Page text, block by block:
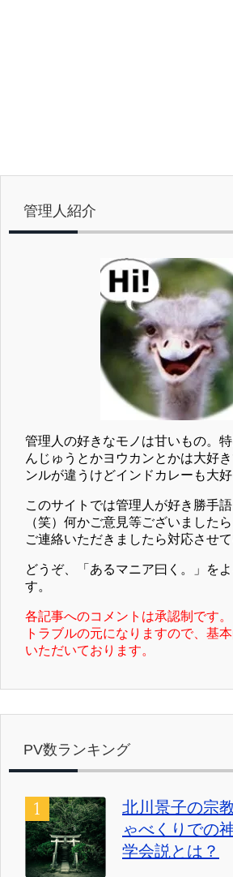
管理人紹介
管理人の好きなモノは甘いもの。
んじゅうとかヨウカンとかは大好
ンルが違うけどインドカレーも大好
このサイトでは管理人が好き勝手
（笑）何かご意見等ございました
ご連絡いただきましたら対応させて
どうぞ、「あるマニア曰く。」を
す。
各記事へのコメントは承認制です
トラブルの元になりますので、基
いただいております。
PV数ランキング
北川景子の宗
ゃべくりでの
学会説とは？